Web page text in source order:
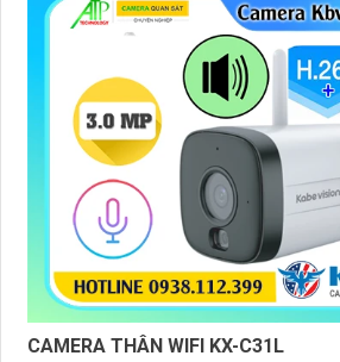
CAMERA THÂN WIFI KX-C31L